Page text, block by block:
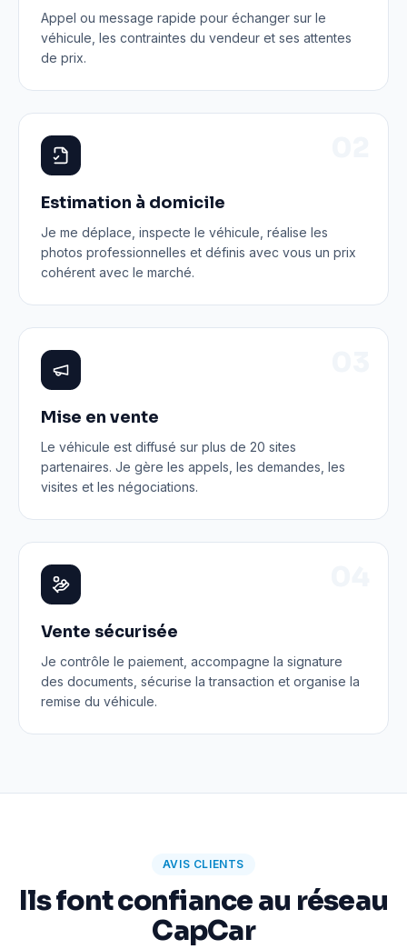
Appel ou message rapide pour échanger sur le
véhicule, les contraintes du vendeur et ses attentes
de prix.
Estimation à domicile
Je me déplace, inspecte le véhicule, réalise les
photos professionnelles et définis avec vous un prix
cohérent avec le marché.
Mise en vente
Le véhicule est diffusé sur plus de 20 sites
partenaires. Je gère les appels, les demandes, les
visites et les négociations.
Vente sécurisée
Je contrôle le paiement, accompagne la signature
des documents, sécurise la transaction et organise la
remise du véhicule.
AVIS CLIENTS
Ils font confiance au réseau
CapCar